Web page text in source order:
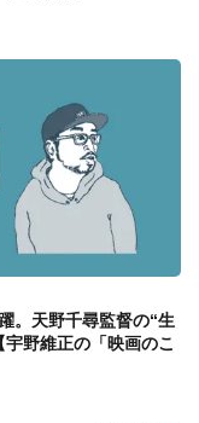
。天野千尋監督の“生
野維正の「映画のこ